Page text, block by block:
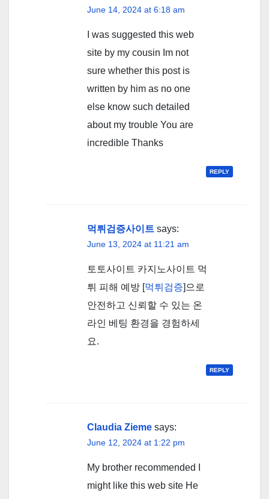
June 14, 2024 at 6:18 am
I was suggested this web
site by my cousin Im not
sure whether this post is
written by him as no one
else know such detailed
about my trouble You are
incredible Thanks
REPLY
먹튀검증사이트 says:
June 13, 2024 at 11:21 am
토토사이트 카지노사이트 먹
튀 피해 예방 [먹튀검증]으로
안전하고 신뢰할 수 있는 온
라인 베팅 환경을 경험하세
요.
REPLY
Claudia Zieme says:
June 12, 2024 at 1:22 pm
My brother recommended I
might like this web site He